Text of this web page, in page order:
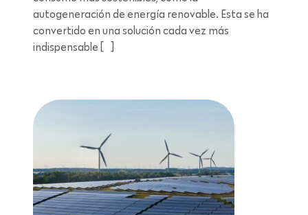
autogeneración de energía renovable. Esta se ha
convertido en una solución cada vez más
indispensable […]